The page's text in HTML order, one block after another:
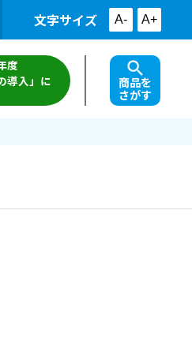
文字サイズ A- A+
度
導入」に
商品を
さがす